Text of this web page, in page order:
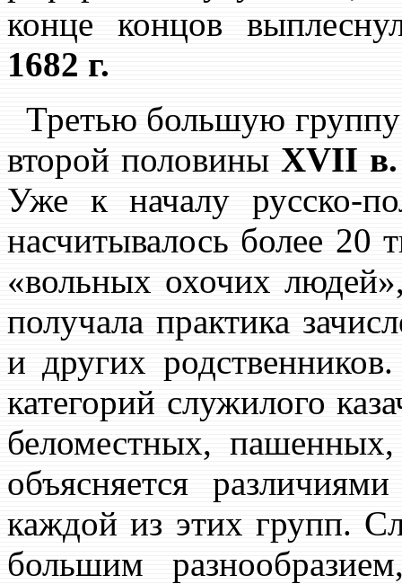
конце концов
1682 г.
Третью большую
второй половины XVII в.
Уже к началу русско-
насчитывалось более 20
«вольных охочих
получала практика
и других
категорий служилого
беломестных,
объясняется
каждой из этих групп.
большим